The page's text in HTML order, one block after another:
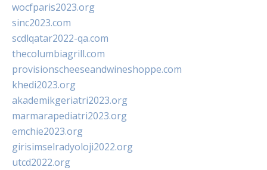
wocfparis2023.org
sinc2023.com
scdlqatar2022-qa.com
thecolumbiagrill.com
provisionscheeseandwineshoppe.com
khedi2023.org
akademikgeriatri2023.org
marmarapediatri2023.org
emchie2023.org
girisimselradyoloji2022.org
utcd2022.org